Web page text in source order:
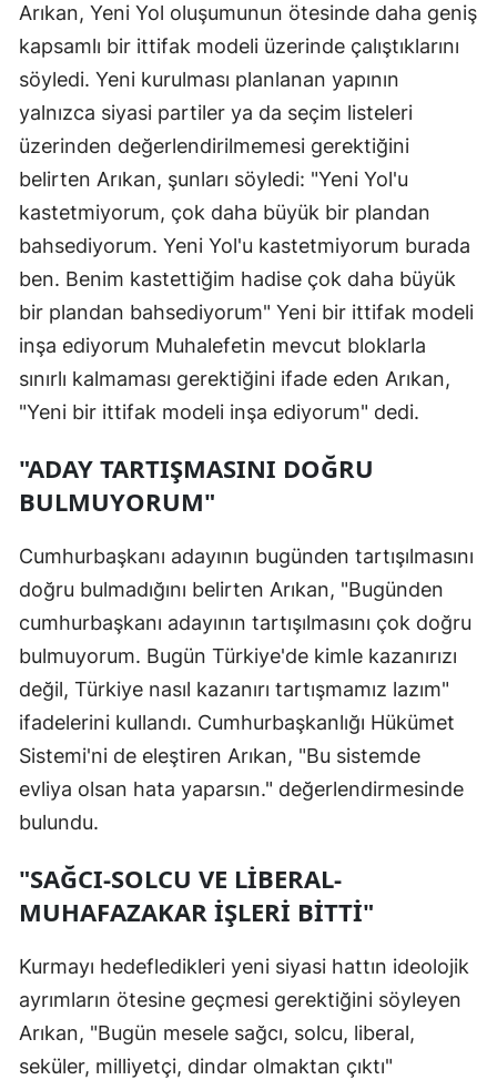
Arıkan, Yeni Yol oluşumunun ötesinde daha geniş
kapsamlı bir ittifak modeli üzerinde çalıştıklarını
söyledi. Yeni kurulması planlanan yapının
yalnızca siyasi partiler ya da seçim listeleri
üzerinden değerlendirilmemesi gerektiğini
belirten Arıkan, şunları söyledi: "Yeni Yol'u
kastetmiyorum, çok daha büyük bir plandan
bahsediyorum. Yeni Yol'u kastetmiyorum burada
ben. Benim kastettiğim hadise çok daha büyük
bir plandan bahsediyorum" Yeni bir ittifak modeli
inşa ediyorum Muhalefetin mevcut bloklarla
sınırlı kalmaması gerektiğini ifade eden Arıkan,
"Yeni bir ittifak modeli inşa ediyorum" dedi.
"ADAY TARTIŞMASINI DOĞRU
BULMUYORUM"
Cumhurbaşkanı adayının bugünden tartışılmasını
doğru bulmadığını belirten Arıkan, "Bugünden
cumhurbaşkanı adayının tartışılmasını çok doğru
bulmuyorum. Bugün Türkiye'de kimle kazanırızı
değil, Türkiye nasıl kazanırı tartışmamız lazım"
ifadelerini kullandı. Cumhurbaşkanlığı Hükümet
Sistemi'ni de eleştiren Arıkan, "Bu sistemde
evliya olsan hata yaparsın." değerlendirmesinde
bulundu.
"SAĞCI-SOLCU VE LİBERAL-
MUHAFAZAKAR İŞLERİ BİTTİ"
Kurmayı hedefledikleri yeni siyasi hattın ideolojik
ayrımların ötesine geçmesi gerektiğini söyleyen
Arıkan, "Bugün mesele sağcı, solcu, liberal,
seküler, milliyetçi, dindar olmaktan çıktı"